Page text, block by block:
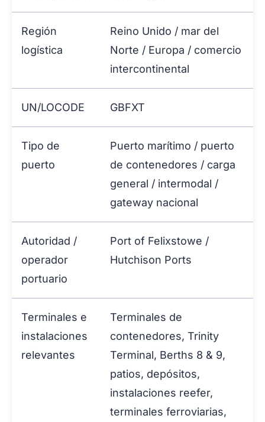
Región
logística
Reino Unido / mar del
Norte / Europa / comercio
intercontinental
UN/LOCODE GBFXT
Tipo de
puerto
Puerto marítimo / puerto
de contenedores / carga
general / intermodal /
gateway nacional
Autoridad /
operador
portuario
Port of Felixstowe /
Hutchison Ports
Terminales e
instalaciones
relevantes
Terminales de
contenedores, Trinity
Terminal, Berths 8 & 9,
patios, depósitos,
instalaciones reefer,
terminales ferroviarias,